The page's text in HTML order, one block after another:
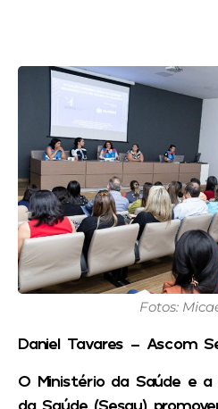
Fotos:
Daniel Tavares – Ascom
O Ministério da Saúde e
da Saúde (Sesau)